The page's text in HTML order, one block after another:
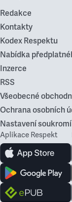
Redakce
Kontakty
Kodex Respektu
Nabídka
Inzerce
RSS
Všeobecné
Ochrana osobních
Nastavení soukromí
Aplikace Respekt